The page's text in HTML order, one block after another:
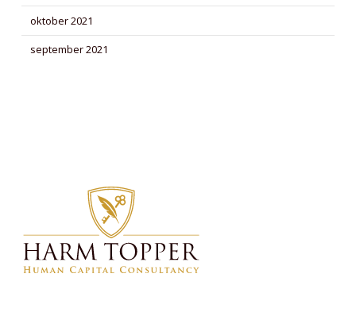
oktober 2021
september 2021